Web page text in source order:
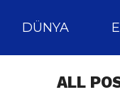
DÜNYA
ALL